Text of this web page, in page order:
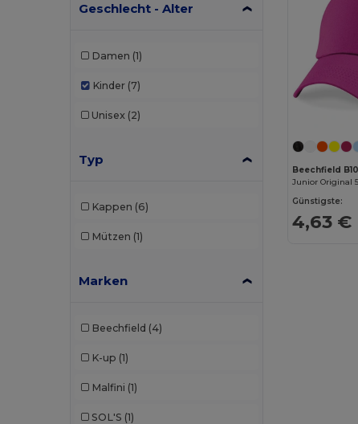
Geschlecht - Alter
Damen (1)
Kinder (7)
Unisex (2)
Typ
Kappen (6)
Mützen (1)
Marken
Beechfield (4)
K-up (1)
Malfini (1)
SOL'S (1)
Beechfield
Junior Original
Günstigste:
4,63 €